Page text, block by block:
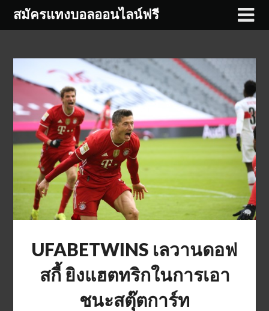
สมัครแทงบอลออนไลน์ฟรี
UFABETWINS เลวานดอฟ
สกี้ ยิงแฮตทริกในการเอา
ชนะสตุ๊ตการ์ท